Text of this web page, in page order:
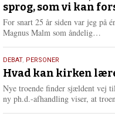
2026
sprog, som vi kan
For snart 25 år siden var jeg på
Magnus Malm som åndelig…
e
r
e
25.
juli
2026
DEBAT, PERSONER
Hvad kan kirken
Nye troende finder sjældent vej
ny ph.d.-afhandling viser, at